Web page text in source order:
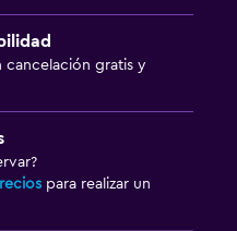
cancelación gratis y
para realizar un